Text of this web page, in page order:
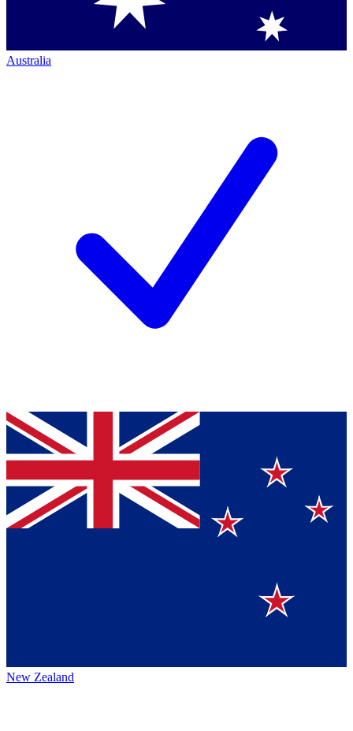
Australia
New Zealand